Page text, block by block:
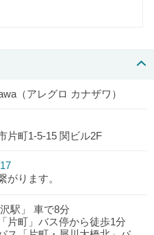
（アレグロ カナザワ）
片町1-5-15 関ビル2F
がります。
駅」 車で8分
片町」バス停から徒歩1分